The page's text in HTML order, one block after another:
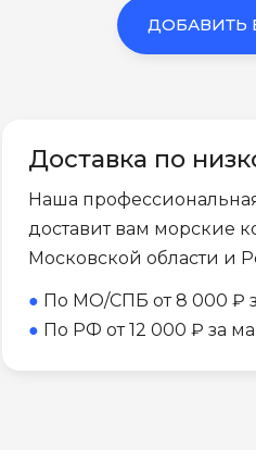
ДОБАВИТЬ
Доставка по
Наша
доставит вам морские
Московской области и
● По МО/СПБ от 8 000 ₽
● По РФ от 12 000 ₽ за